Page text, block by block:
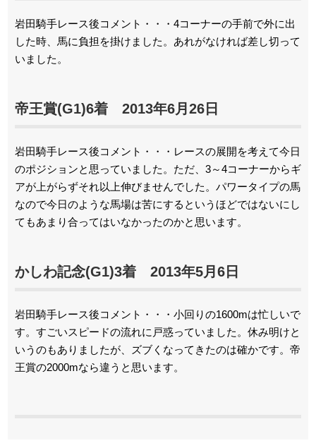
岩田騎手レース後コメント・・・4コーナーの手前で外に出
した時、馬に負担を掛けました。あれがなければ差し切って
いました。
帝王賞(G1)6着 2013年6月26日
岩田騎手レース後コメント・・・レースの展開を考えて今日
のポジションと思っていました。ただ、3～4コーナーからギ
アが上がらずそれ以上伸びませんでした。パワータイプの馬
なので今日のような馬場は苦にするというほどではないにし
てもあまり合ってはいなかったのかと思います。
かしわ記念(G1)3着 2013年5月6日
岩田騎手レース後コメント・・・小回りの1600mは忙しいで
す。すごいスピードの流れに戸惑っていました。休み明けと
いうのもありましたが、ズブくなってきたのは確かです。帝
王賞の2000mなら違うと思います。